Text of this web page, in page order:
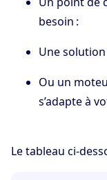
besoin :
Une
Ou un
s’adapte à
Le tableau ci-